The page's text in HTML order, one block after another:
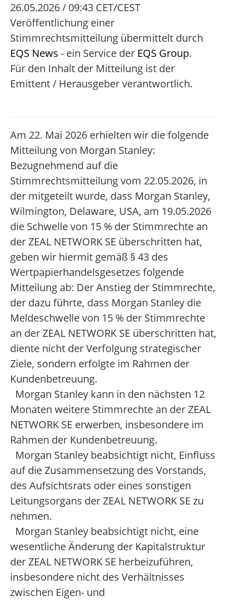
26.05.2026 / 09:43 CET/CEST
Veröffentlichung einer
Stimmrechtsmitteilung übermittelt durch
EQS News - ein Service der EQS Group.
Für den Inhalt der Mitteilung ist der
Emittent / Herausgeber verantwortlich.
Am 22. Mai 2026 erhielten wir die folgende
Mitteilung von Morgan Stanley:
Bezugnehmend auf die
Stimmrechtsmitteilung vom 22.05.2026, in
der mitgeteilt wurde, dass Morgan Stanley,
Wilmington, Delaware, USA, am 19.05.2026
die Schwelle von 15 % der Stimmrechte an
der ZEAL NETWORK SE überschritten hat,
geben wir hiermit gemäß § 43 des
Wertpapierhandelsgesetzes folgende
Mitteilung ab: Der Anstieg der Stimmrechte,
der dazu führte, dass Morgan Stanley die
Meldeschwelle von 15 % der Stimmrechte
an der ZEAL NETWORK SE überschritten hat,
diente nicht der Verfolgung strategischer
Ziele, sondern erfolgte im Rahmen der
Kundenbetreuung.
Morgan Stanley kann in den nächsten 12
Monaten weitere Stimmrechte an der ZEAL
NETWORK SE erwerben, insbesondere im
Rahmen der Kundenbetreuung.
Morgan Stanley beabsichtigt nicht, Einfluss
auf die Zusammensetzung des Vorstands,
des Aufsichtsrats oder eines sonstigen
Leitungsorgans der ZEAL NETWORK SE zu
nehmen.
Morgan Stanley beabsichtigt nicht, eine
wesentliche Änderung der Kapitalstruktur
der ZEAL NETWORK SE herbeizuführen,
insbesondere nicht des Verhältnisses
zwischen Eigen- und